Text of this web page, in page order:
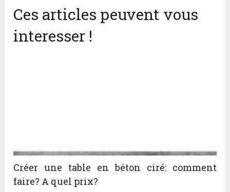
Ces articles peuvent vous
interesser !
Créer une table en béton ciré: comment
faire? A quel prix?